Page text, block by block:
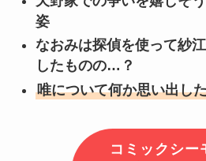
姿
なおみは探偵を使って紗
したものの…？
唯について何か思い出し
コミックシー